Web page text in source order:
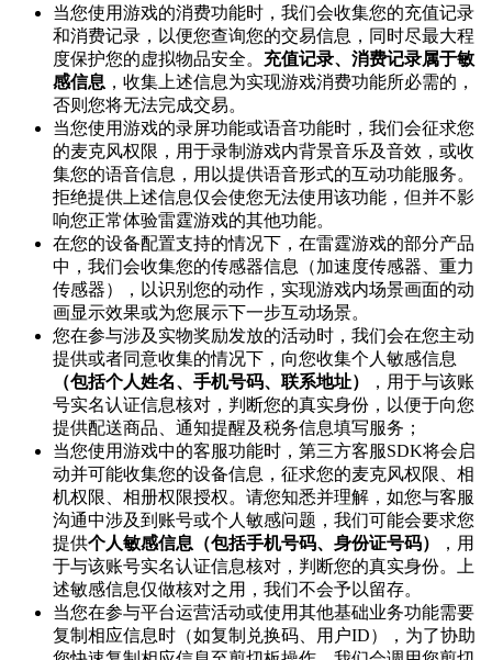
当您使用游戏的消费功能时，我们会收集您的充值记录
和消费记录，以便您查询您的交易信息，同时尽最大程
度保护您的虚拟物品安全。 充值记录、消费记录属于敏
感信息 ，收集上述信息为实现游戏消费功能所必需的，
否则您将无法完成交易。
当您使用游戏的录屏功能或语音功能时，我们会征求您
的麦克风权限，用于录制游戏内背景音乐及音效，或收
集您的语音信息，用以提供语音形式的互动功能服务。
拒绝提供上述信息仅会使您无法使用该功能，但并不影
响您正常体验雷霆游戏的其他功能。
在您的设备配置支持的情况下，在雷霆游戏的部分产品
中，我们会收集您的传感器信息（加速度传感器、重力
传感器），以识别您的动作，实现游戏内场景画面的动
画显示效果或为您展示下一步互动场景。
您在参与涉及实物奖励发放的活动时，我们会在您主动
提供或者同意收集的情况下，向您收集个人敏感信息
（包括个人姓名、手机号码、联系地址）
，用于与该账
号实名认证信息核对，判断您的真实身份，以便于向您
提供配送商品、通知提醒及税务信息填写服务；
当您使用游戏中的客服功能时，第三方客服SDK将会启
动并可能收集您的设备信息，征求您的麦克风权限、相
机权限、相册权限授权。请您知悉并理解，如您与客服
沟通中涉及到账号或个人敏感问题，我们可能会要求您
提供个人敏感信息（包括手机号码、身份证号码）
，用
于与该账号实名认证信息核对，判断您的真实身份。上
述敏感信息仅做核对之用，我们不会予以留存。
当您在参与平台运营活动或使用其他基础业务功能需要
复制相应信息时（如复制兑换码、用户ID），为了协助